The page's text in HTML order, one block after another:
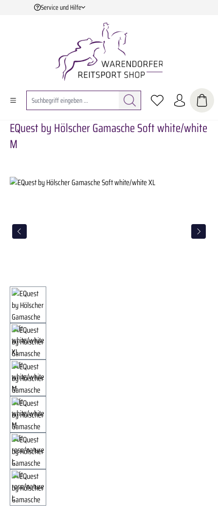
Zum Hauptinhalt springen
Service und Hilfe
EQuest by Hölscher Gamasche Soft white/white
M
Bildergalerie überspringen